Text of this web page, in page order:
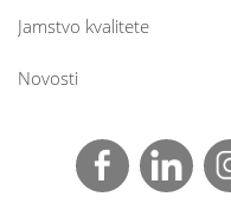
Jamstvo kvalitete
Novosti